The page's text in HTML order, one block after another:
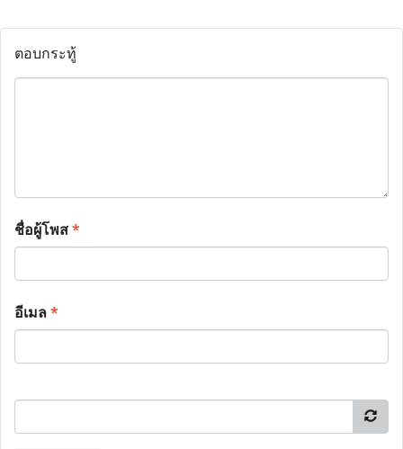
ตอบกระทู้
ชื่อผู้โพส*
อีเมล*